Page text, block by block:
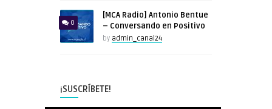
0
[MCA Radio] Antonio Bentue
– Conversando en Positivo
by admin_canal24
¡SUSCRÍBETE!